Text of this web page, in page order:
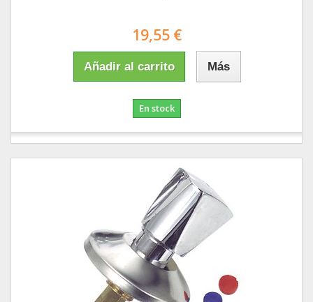
19,55 €
Añadir al carrito Más
En stock